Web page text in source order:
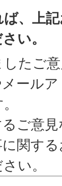
、上
い。
たご
ール
ご意
に関す
い。